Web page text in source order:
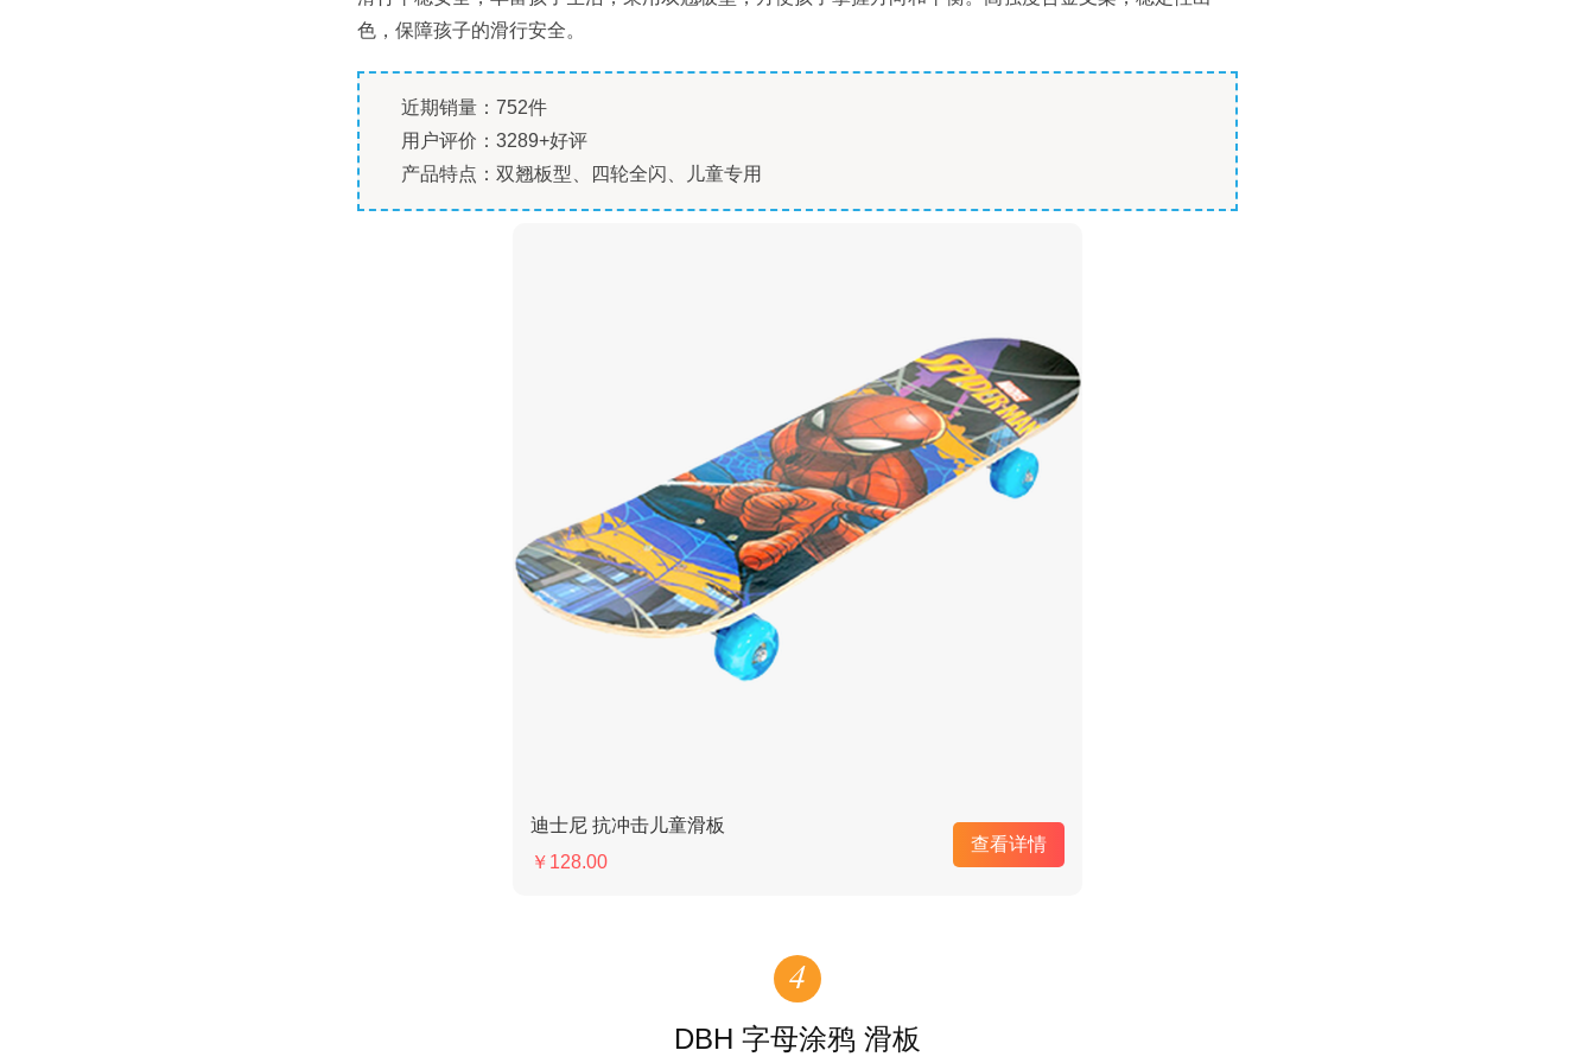
色，保障孩子的滑行安全。
近期销量：752件
用户评价：3289+好评
产品特点：双翘板型、四轮全闪、儿童专用
迪士尼 抗冲击儿童滑板
￥128.00
查看详情
4
DBH 字母涂鸦 滑板